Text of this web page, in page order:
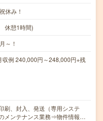
休み！
休憩1時間)
～！
例 240,000円～248,000円+残
刷、封入、発送（専用システ
メンテナンス業務⇒物件情報…